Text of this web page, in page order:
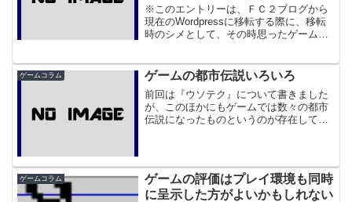
※このエントリーは、ＦＣ２ブログから
現在のWordpressに移転する際に、移転
時のシメとして、その時思ったゲーム及
ゲームコラム ゲームの都市伝説いろいろ
前回は『ウソテク』について書きました
が、このほかにもゲームでは数々の都市
伝説になったものというのが存在してい
噂になりましたね。コメン...
ゲームコラム
ゲームの評価はプレイ環境も同時
に呈示した方がよいかもしれない